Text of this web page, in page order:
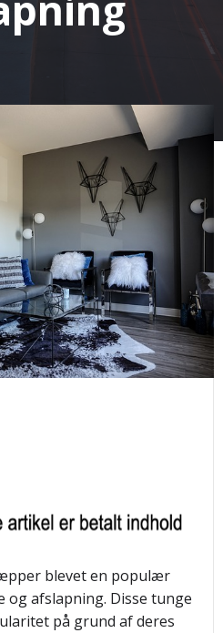
blevet en populær
og afslapning. Disse tunge
på grund af deres